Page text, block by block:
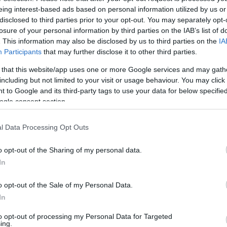
interest-based ads based on personal information utilized by us
to third parties prior to your opt-out. You may separately
of your personal information by third parties on the IAB’s list of
This information may also be disclosed by us to third parties on the
Participants that may further disclose it to other third parties.
that this website/app uses one or more Google services and may
but not limited to your visit or usage behaviour. You may
to Google and its third-party tags to use your data for below
consent section.
Data Processing Opt Outs
opt-out of the Sharing of my personal data.
opt-out of the Sale of my Personal Data.
opt-out of processing my Personal Data for Targeted
navy/nero.
aeroporti, agricoltura, contro il vento, contro la pioggia,
E PLUS:contro il freddo, NON RILEVABILE DAI METAL
Potrebbero
Azzurro con inserti
Alien Deep Blue maniche